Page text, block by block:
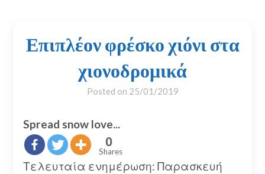
Επιπλέον φρέσκο χιόνι στα
χιονοδρομικά
Posted on 25/01/2019
Spread snow love...
0
Shares
Τελευταία ενημέρωση: Παρασκευή